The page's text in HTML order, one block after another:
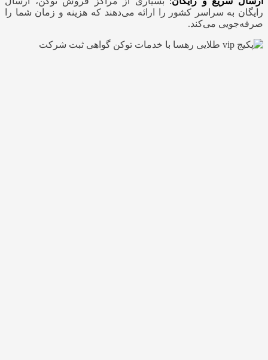
رایگان به سراسر کشور را ارائه می‌دهند که هزینه و زمان شما را
صرفه‌جویی می‌کند.